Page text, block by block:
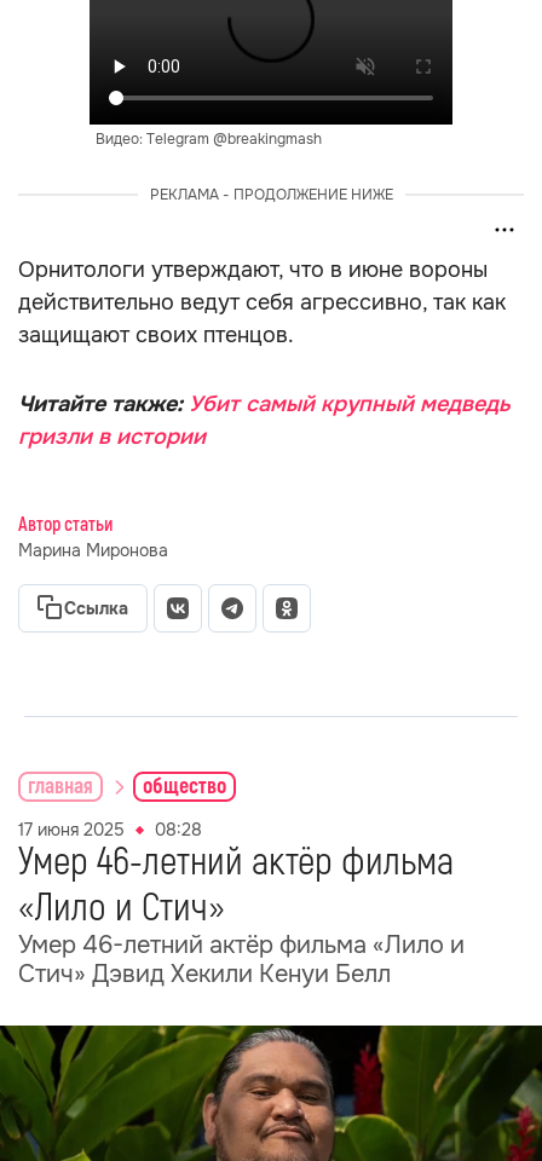
Видео: Telegram @breakingmash
РЕКЛАМА - ПРОДОЛЖЕНИЕ НИЖЕ
Орнитологи утверждают, что в июне вороны
действительно ведут себя агрессивно, так как
защищают своих птенцов.
Читайте также: Убит самый крупный медведь
гризли в истории
Автор статьи
Марина Миронова
Ссылка
главная общество
17 июня 2025 08:28
Умер 46-летний актёр фильма
«Лило и Стич»
Умер 46-летний актёр фильма «Лило и
Стич» Дэвид Хекили Кенуи Белл